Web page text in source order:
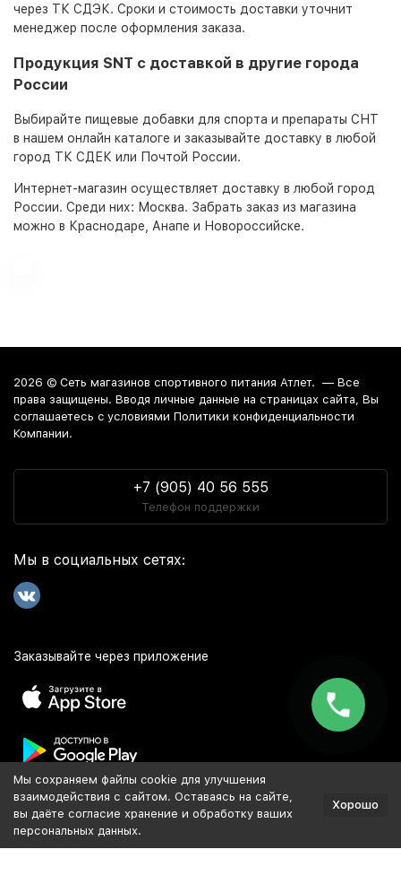
через ТК СДЭК. Сроки и стоимость доставки уточнит
менеджер после оформления заказа.
Продукция SNT с доставкой в другие города
России
Выбирайте пищевые добавки для спорта и препараты СНТ
в нашем онлайн каталоге и заказывайте доставку в любой
город ТК СДЕК или Почтой России.
Интернет-магазин осуществляет доставку в любой город
России. Среди них: Москва. Забрать заказ из магазина
можно в Краснодаре, Анапе и Новороссийске.
2026 © Сеть магазинов спортивного питания Атлет. — Все
права защищены. Вводя личные данные на страницах сайта, Вы
соглашаетесь c условиями Политики конфиденциальности
Компании.
+7 (905) 40 56 555
Телефон поддержки
Мы в социальных сетях:
Заказывайте через приложение
Популярное
Мы сохраняем файлы cookie для улучшения
взаимодействия с сайтом. Оставаясь на сайте,
вы даёте согласие хранение и обработку ваших
персональных данных.
Хорошо